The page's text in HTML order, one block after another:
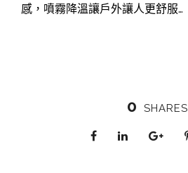
感，噴霧降溫讓戶外讓人更舒服…
0 SHARES